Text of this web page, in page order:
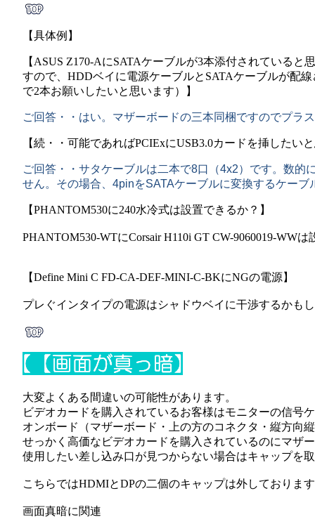
【具体例】
【ASUS Z170-AにSATAケーブルが3本添付されていると
すので、 HDDベイに電源ケーブルと SATAケーブルが配
で2本お願いしたいと思います）】
ご回答・・はい。マザーボードの三本同梱ですのでプラ
【続・・可能であればPCIExにUSB3.0カードを挿したい
ご回答・・サタケーブルは二本で8口（4x2）です。数的
せん。その場合、 4pinをSATAケーブルに変換するケーブ
【PHANTOM530に240水冷式は設置できるか？】
PHANTOM530-WTにCorsair H110i GT CW-9060019-WWは
【Define Mini C FD-CA-DEF-MINI-C-BKにNGの電源】
プレぐインタイプの電源はシャドウベイに干渉するかも
大変よくある間違いの可能性があります。
ビデオカードを購入されているお客様はモニターの信号
オンボード（マザーボード・上の方のコネクタ・縦方向
せっかく高価なビデオカードを購入されているのにマザ
使用したい差し込み口が見つからない場合はキャップを
こちらではHDMIとDPの二個のキャップは外しておりま
画面真暗に関連